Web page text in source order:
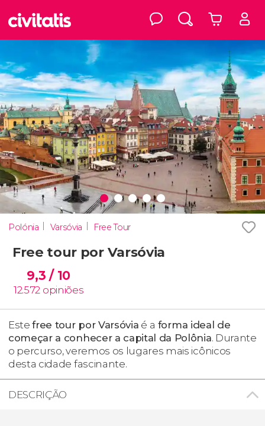
Polónia Varsóvia Free Tour
Free tour por Varsóvia
9,3/ 10
12.572 opiniões
Estefree tour por Varsóvia é a forma ideal de
começar a conhecer a capital da Polônia. Durante
o percurso, veremos os lugares mais icônicos
desta cidade fascinante.
DESCRIÇÃO